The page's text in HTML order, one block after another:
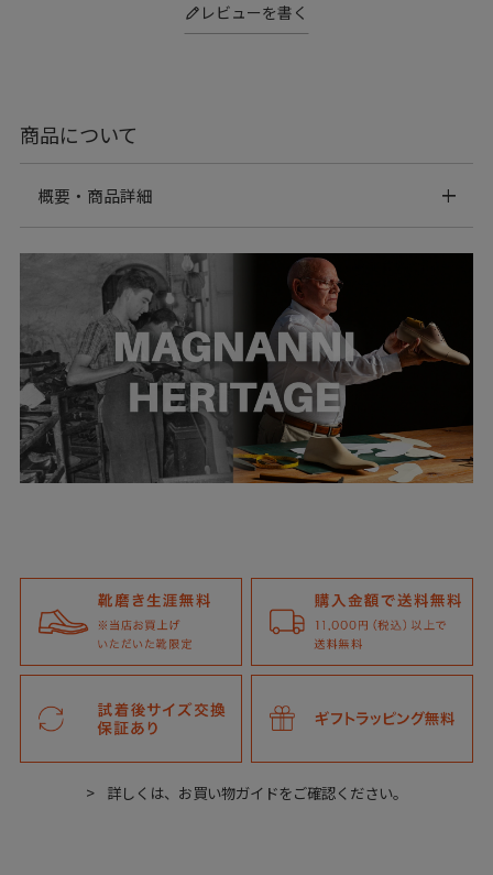
レビューを書く
商品について
概要・商品詳細
全体にツートンに仕上げた、今季マグナーニの代表モデル。
詳しくは、お買い物ガイドをご確認ください。